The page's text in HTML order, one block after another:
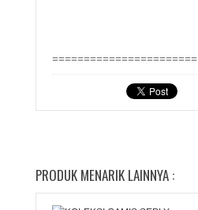
=======================
PRODUK MENARIK LAINNYA :